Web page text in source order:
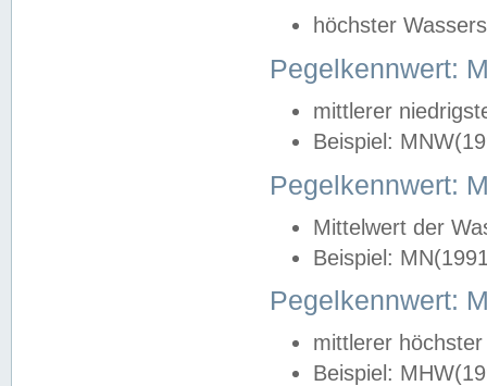
höchster
Pegelkennwert:
mittlerer
Beispiel:
Pegelkennwert:
Mittelwert der
Beispiel:
Pegelkennwert:
mittlerer
Beispiel: